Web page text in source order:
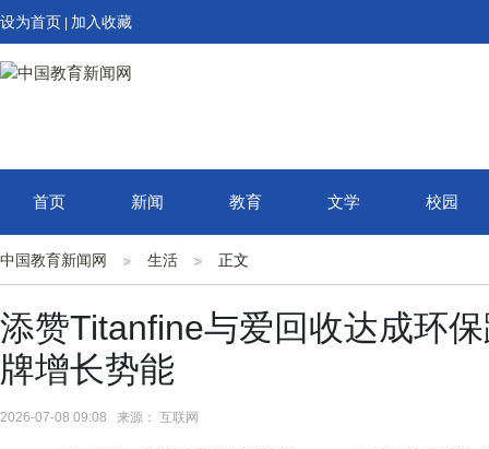
设为首页 加入收藏
首页 新闻 教育 文学 校园
中国教育新闻网 生活 正文
添赞Titanfine与爱回收达成环
牌增长势能
2026-07-08 09:08 来源： 互联网